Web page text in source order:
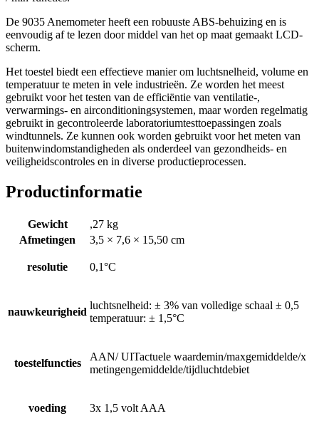
De 9035 Anemometer heeft een robuuste ABS-behuizing en is
eenvoudig af te lezen door middel van het op maat gemaakt LCD-
scherm.
Het toestel biedt een effectieve manier om luchtsnelheid, volume en
temperatuur te meten in vele industrieën. Ze worden het meest
gebruikt voor het testen van de efficiëntie van ventilatie-,
verwarmings- en airconditioningsystemen, maar worden regelmatig
gebruikt in gecontroleerde laboratoriumtesttoepassingen zoals
windtunnels. Ze kunnen ook worden gebruikt voor het meten van
buitenwindomstandigheden als onderdeel van gezondheids- en
veiligheidscontroles en in diverse productieprocessen.
Productinformatie
Gewicht
,27 kg
Afmetingen
3,5 × 7,6 × 15,50 cm
resolutie 0,1°C
nauwkeurigheid
luchtsnelheid: ± 3% van volledige schaal ± 0,5
temperatuur: ± 1,5°C
toestelfuncties
AAN/ UITactuele waardemin/maxgemiddelde/x
metingengemiddelde/tijdluchtdebiet
voeding 3x 1,5 volt AAA